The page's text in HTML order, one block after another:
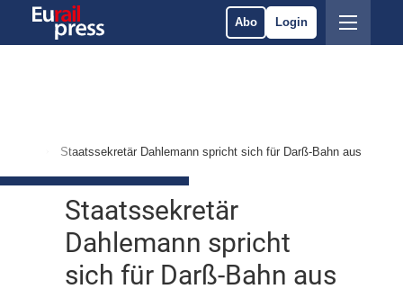
Abo Login
Staatssekretär Dahlemann spricht sich für Darß-Bahn aus
Staatssekretär
Dahlemann spricht
sich für Darß-Bahn aus